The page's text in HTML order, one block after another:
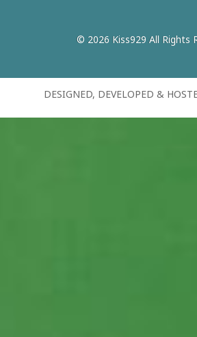
© 2026 Kiss929 All Rights
DESIGNED, DEVELOPED &